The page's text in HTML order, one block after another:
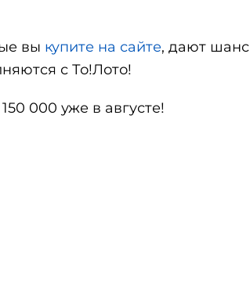
вы купите на сайте, дают шанс
с То!Лото!
000 уже в августе!